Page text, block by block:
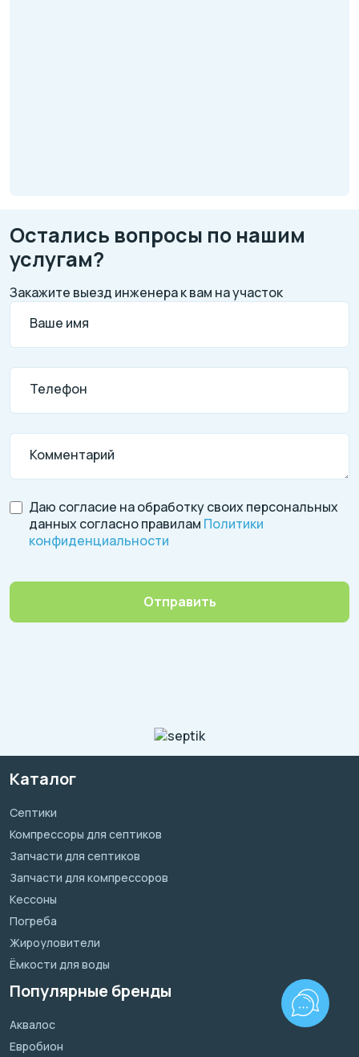
Остались вопросы по нашим
услугам?
Закажите выезд инженера к вам на участок
Ваше имя
Телефон
Комментарий
Даю согласие на обработку своих персональных
данных согласно правилам Политики
конфиденциальности
Отправить
Каталог
Септики
Компрессоры для септиков
Запчасти для септиков
Запчасти для компрессоров
Кессоны
Погреба
Жироуловители
Ёмкости для воды
Популярные бренды
Аквалос
Евробион